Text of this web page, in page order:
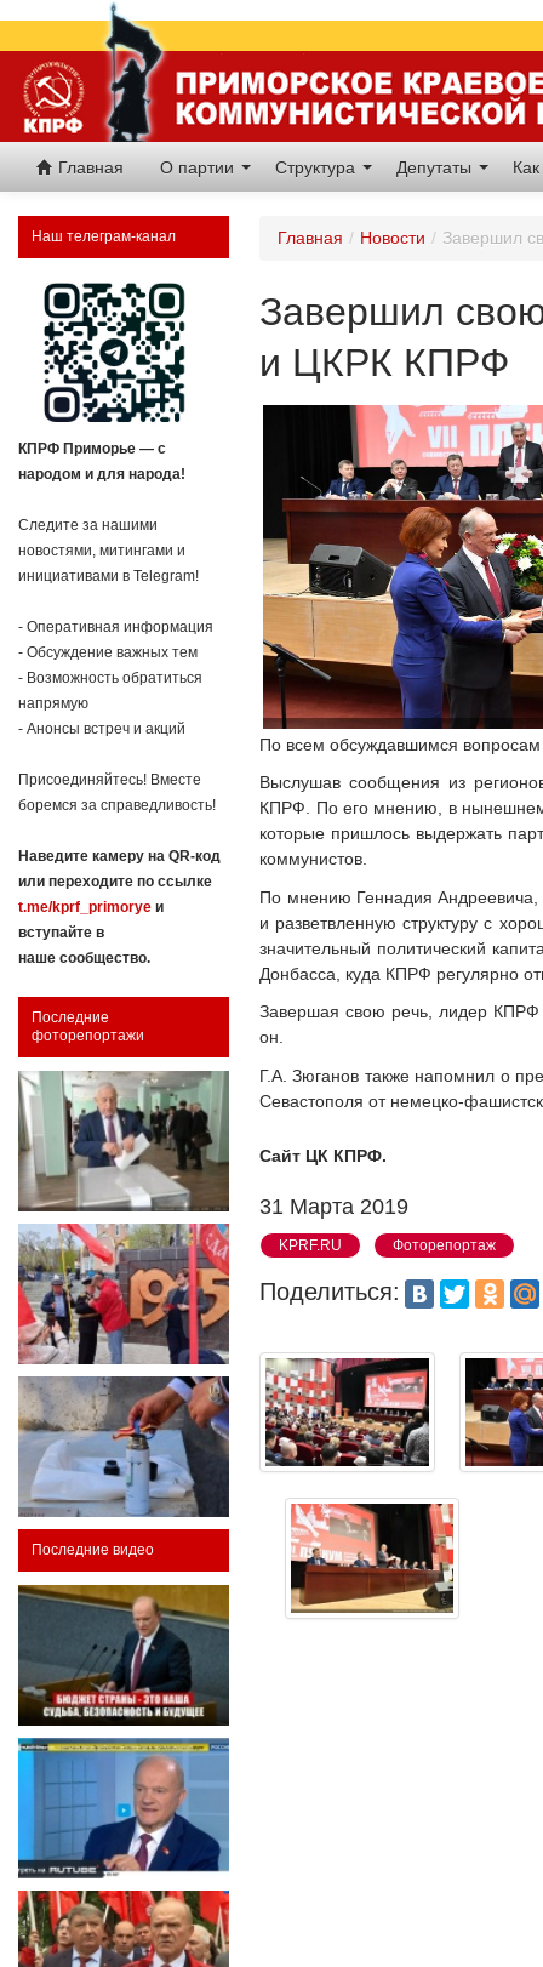
Главная О партии Структура Депутаты
Наш телеграм-канал
КПРФ Приморье — с
народом и для народа!
Следите за нашими
новостями, митингами и
инициативами в Telegram!
- Оперативная информация
- Обсуждение важных тем
- Возможность обратиться
напрямую
- Анонсы встреч и акций
Присоединяйтесь! Вместе
боремся за справедливость!
Наведите камеру на QR-код
или переходите по ссылке
t.me/kprf_primorye и
вступайте в
наше сообщество.
Последние
фоторепортажи
Последние видео
Главная / Новости / Завершил
Завершил
и ЦКРК КПРФ
По всем обсуждавшимся
Выслушав сообщения из
КПРФ. По его мнению, в нынешнем
которые пришлось выдержать
коммунистов.
По мнению Геннадия
и разветвленную структуру с
значительный политический
Донбасса, куда КПРФ регулярно
Завершая свою речь, лидер КПРФ
он.
Г.А. Зюганов также напомнил о
Севастополя от немецко-
Сайт ЦК КПРФ.
31 Марта 2019
KPRF.RU Фоторепортаж
Поделиться: